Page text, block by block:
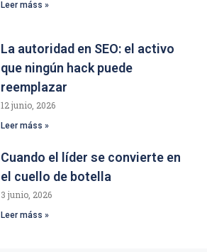
Leer máss »
La autoridad en SEO: el activo
que ningún hack puede
reemplazar
12 junio, 2026
Leer máss »
Cuando el líder se convierte en
el cuello de botella
3 junio, 2026
Leer máss »